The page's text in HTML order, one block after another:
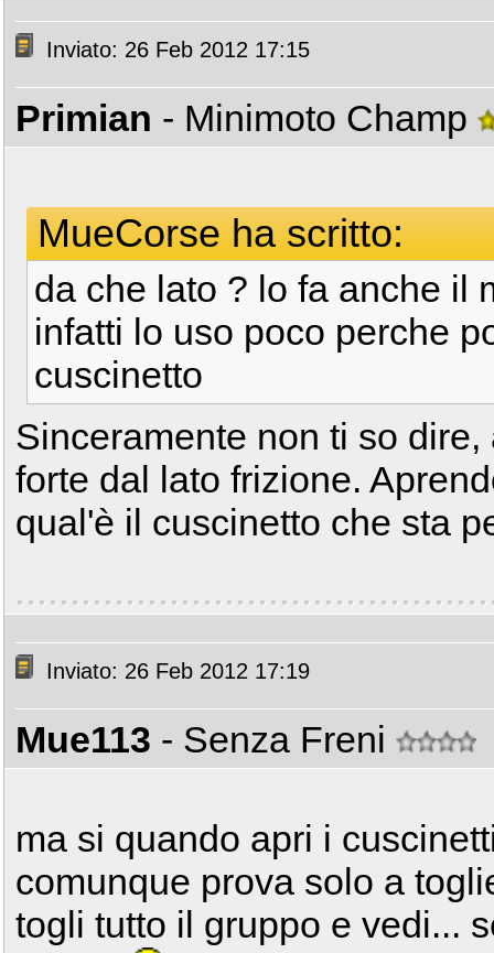
Inviato: 26 Feb 2012 17:15
Primian - Minimoto Champ
MueCorse ha scritto:
da che lato ? lo fa anche il
infatti lo uso poco perche
cuscinetto
Sinceramente non ti so
forte dal lato frizione.
qual'è il cuscinetto che sta
Inviato: 26 Feb 2012 17:19
Mue113 - Senza Freni
ma si quando apri i
comunque prova solo a
togli tutto il gruppo e vedi...